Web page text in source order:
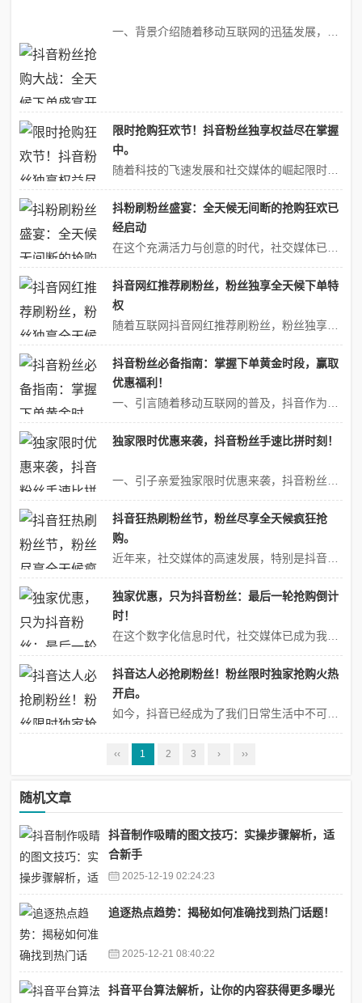
限时抢购狂欢节！抖音粉丝独享权益尽在掌握
中。
抖粉刷粉丝盛宴：全天候无间断的抢购狂欢已
经启动
抖音网红推荐刷粉丝，粉丝独享全天候下单特
权
抖音粉丝必备指南：掌握下单黄金时段，赢取
优惠福利！
独家限时优惠来袭，抖音粉丝手速比拼时刻！
抖音狂热刷粉丝节，粉丝尽享全天候疯狂抢
购。
独家优惠，只为抖音粉丝：最后一轮抢购倒计
时！
抖音达人必抢刷粉丝！粉丝限时独家抢购火热
开启。
‹‹ 1 2 3 › ››
随机文章
抖音制作吸睛的图文技巧：实操步骤解析，适
合新手
2025-12-19 02:24:23
追逐热点趋势：揭秘如何准确找到热门话题！
2025-12-21 08:40:22
抖音平台算法解析，让你的内容获得更多曝光